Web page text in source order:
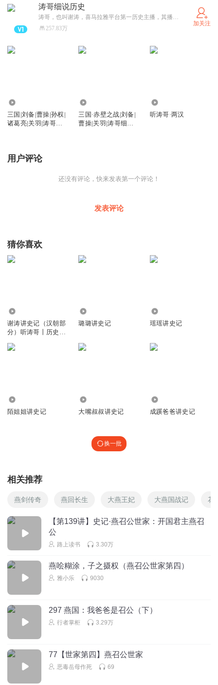
涛哥细说历史
涛哥，也叫谢涛，喜马拉雅平台第一历史主播，其播讲的历史系列节目，以其风趣的个性和优美浑厚的声线深得听友喜爱，老少咸宜，在网络音频平台具有相当影响力，其中的《春秋》、《楚汉争霸》《两汉》《三国》《华夏通史》《从三国到明清》《两晋南北朝》《隋唐》《大秦帝国》等等历史专辑，总播放量超过20亿！ 涛哥作为一名历史狂热爱好者，熟读各种历史典籍，在播讲过程中，融会贯通各种历史资料，博古通今，幽默风趣，让枯燥的历史事件变为一个一个有趣的故事，让一个一个历史人物鲜活呈现在你的面前。
257.83万
加关注
三国|刘备|曹操|孙权|
诸葛亮|关羽|涛哥细
三国·赤壁之战|刘备|
曹操|关羽|涛哥细说
听涛哥·两汉
用户评论
还没有评论，快来发表第一个评论！
发表评论
猜你喜欢
谢涛讲史记（汉朝部
分）听涛哥丨历史经
璐璐讲史记 瑶瑶讲史记
陌姐姐讲史记 大嘴叔叔讲史记 成蹊爸爸讲史记
换一批
相关推荐
燕剑传奇 燕回长生 大燕王妃 大燕国战记 花
【第139讲】史记·燕召公世家：开国君主燕召
公
路上读书 3.30万
燕哙糊涂，子之摄权（燕召公世家第四）
雅小乐 9030
297 燕国：我爸爸是召公（下）
行者掌柜 3.29万
77【世家第四】燕召公世家
恶毒岳母作死 69